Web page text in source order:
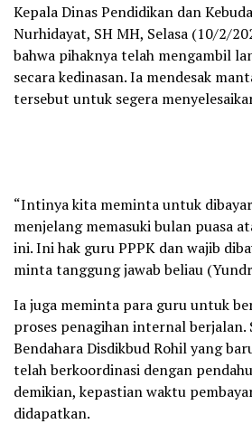
Kepala Dinas Pendidikan dan
Nurhidayat, SH MH, Selasa (10/2/
bahwa pihaknya telah mengambil
secara kedinasan. Ia mendesak
tersebut untuk segera
“Intinya kita meminta untuk
menjelang memasuki bulan puasa
ini. Ini hak guru PPPK dan wajib
minta tanggung jawab beliau
Ia juga meminta para guru untuk
proses penagihan internal berjalan.
Bendahara Disdikbud Rohil yang
telah berkoordinasi dengan
demikian, kepastian waktu
didapatkan.